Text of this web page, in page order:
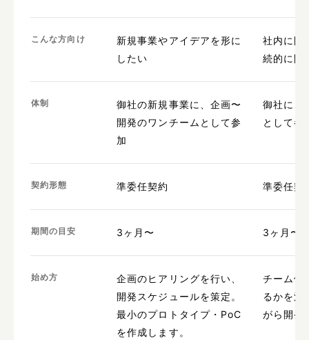
こんな方向け
新規事業やアイデアを形に
したい
社内に開
続的に開
体制
御社の新規事業に、企画〜
開発のワンチームとして参
加
御社に、
として参
契約形態 準委任契約 準委任契
期間の目安 3ヶ月〜 3ヶ月〜
始め方
企画のヒアリングを行い、
開発スケジュールを策定。
最小のプロトタイプ・PoC
を作成します。
チーム体
るかを決
がら開発